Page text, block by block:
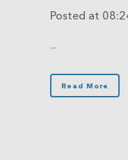
Posted at
...
Read More